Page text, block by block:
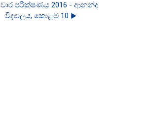
වාර පරීක්ෂණය 2016 - ආනන්ද
විද්‍යාලය, කොළඹ 10 ▶︎